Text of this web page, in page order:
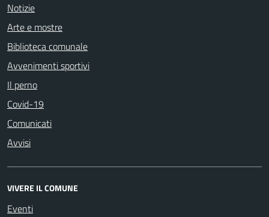
Notizie
Arte e mostre
Biblioteca comunale
Avvenimenti sportivi
Il perno
Covid-19
Comunicati
Avvisi
VIVERE IL COMUNE
Eventi